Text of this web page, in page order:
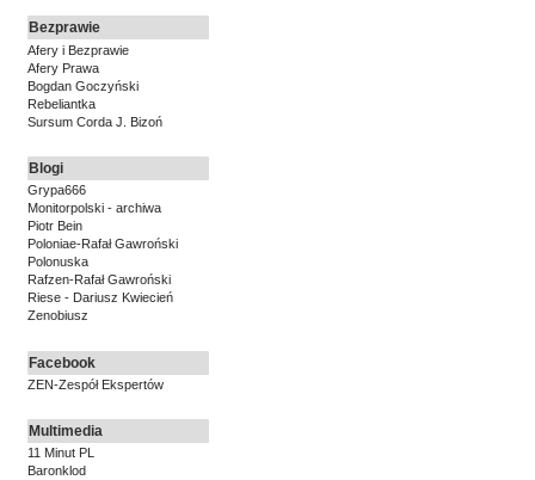
Bezprawie
Afery i Bezprawie
Afery Prawa
Bogdan Goczyński
Rebeliantka
Sursum Corda J. Bizoń
Blogi
Grypa666
Monitorpolski - archiwa
Piotr Bein
Poloniae-Rafał Gawroński
Polonuska
Rafzen-Rafał Gawroński
Riese - Dariusz Kwiecień
Zenobiusz
Facebook
ZEN-Zespół Ekspertów
Multimedia
11 Minut PL
Baronklod